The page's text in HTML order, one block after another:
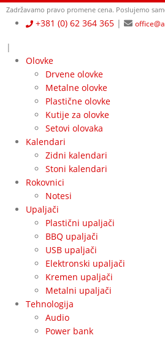
Zadržavamo pravo promene cena. Poslujemo
+381 (0) 62 364 365 |
|
Olovke
Drvene olovke
Metalne olovke
Plastične olovke
Kutije za olovke
Setovi olovaka
Kalendari
Zidni kalendari
Stoni kalendari
Rokovnici
Notesi
Upaljači
Plastični upaljači
BBQ upaljači
USB upaljači
Elektronski upaljači
Kremen upaljači
Metalni upaljači
Tehnologija
Audio
Power bank